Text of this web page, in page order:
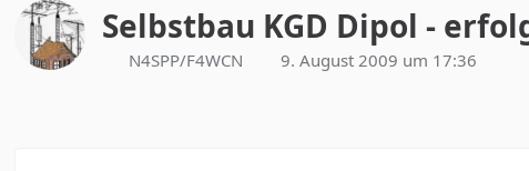
Selbstbau KGD Dipol -
N4SPP/F4WCN 9. August 2009 um 17:36